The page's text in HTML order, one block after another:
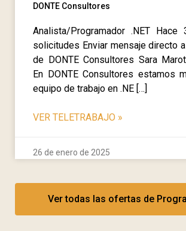
DONTE Consultores
Analista/Programador .NET
solicitudes Enviar mensaje directo
de DONTE Consultores Sara
En DONTE Consultores estamos
equipo de trabajo en .NE […]
VER TELETRABAJO »
26 de enero de 2025
Ver todas las ofertas de